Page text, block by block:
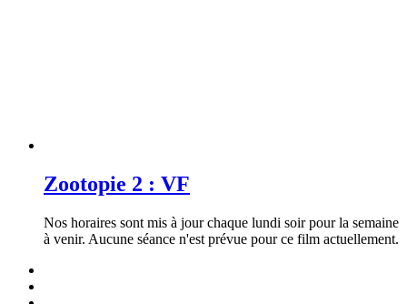
Zootopie 2 : VF
Nos horaires sont mis à jour chaque lundi soir pour la semaine
à venir. Aucune séance n'est prévue pour ce film actuellement.